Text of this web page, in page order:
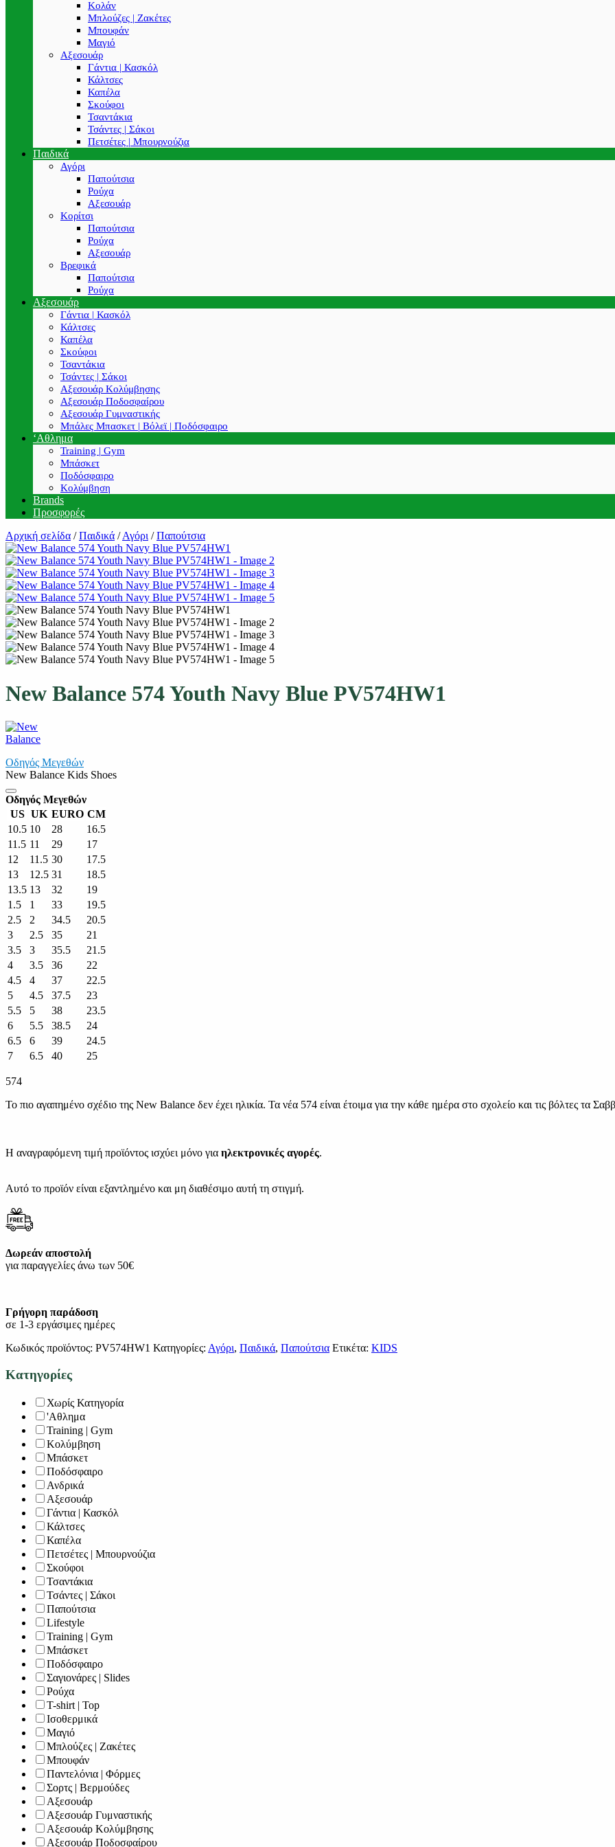
Κολάν
Μπλούζες | Ζακέτες
Μπουφάν
Μαγιό
Αξεσουάρ
Γάντια | Κασκόλ
Κάλτσες
Καπέλα
Σκούφοι
Τσαντάκια
Τσάντες | Σάκοι
Πετσέτες | Μπουρνούζια
Παιδικά
Αγόρι
Παπούτσια
Ρούχα
Αξεσουάρ
Κορίτσι
Παπούτσια
Ρούχα
Αξεσουάρ
Βρεφικά
Παπούτσια
Ρούχα
Αξεσουάρ
Γάντια | Κασκόλ
Κάλτσες
Καπέλα
Σκούφοι
Τσαντάκια
Τσάντες | Σάκοι
Αξεσουάρ Κολύμβησης
Αξεσουάρ Ποδοσφαίρου
Αξεσουάρ Γυμναστικής
Μπάλες Μπασκετ | Βόλεϊ | Ποδόσφαιρο
‘Αθλημα
Training | Gym
Μπάσκετ
Ποδόσφαιρο
Κολύμβηση
Brands
Προσφορές
Αρχική σελίδα / Παιδικά /Αγόρι / Παπούτσια
New Balance 574 Youth Navy Blue PV574HW1
Οδηγός Μεγεθών
New Balance Kids Shoes
Οδηγός Μεγεθών
US UK EURO CM
10.5 10 28
16.5
11.5 11 29
17
12
11.5 30
17.5
13
12.5 31
18.5
13.5 13 32
19
1.5
1 33
19.5
2.5
2 34.5
20.5
3
2.5 35
21
3.5
3 35.5
21.5
4
3.5 36
22
4.5
4 37
22.5
5
4.5 37.5
23
5.5
5 38
23.5
6
5.5 38.5
24
6.5
6 39
24.5
7
6.5 40 25
574
Το πιο αγαπημένο σχέδιο της New Balance δεν έχει ηλικία. Τα νέα 574 είναι έτοιμα για την κάθε ημέρα στο σχολείο και τις βόλτες τα
Η αναγραφόμενη τιμή προϊόντος ισχύει μόνο για ηλεκτρονικές αγορές.
Αυτό το προϊόν είναι εξαντλημένο και μη διαθέσιμο αυτή τη στιγμή.
Δωρεάν αποστολή
για παραγγελίες άνω των 50€
Γρήγορη παράδοση
σε 1-3 εργάσιμες ημέρες
Κωδικός προϊόντος: PV574HW1 Κατηγορίες: Αγόρι, Παιδικά, Παπούτσια Ετικέτα: KIDS
Κατηγορίες
Χωρίς Κατηγορία
'Αθλημα
Training | Gym
Κολύμβηση
Μπάσκετ
Ποδόσφαιρο
Ανδρικά
Αξεσουάρ
Γάντια | Κασκόλ
Κάλτσες
Καπέλα
Πετσέτες | Μπουρνούζια
Σκούφοι
Τσαντάκια
Τσάντες | Σάκοι
Παπούτσια
Lifestyle
Training | Gym
Μπάσκετ
Ποδόσφαιρο
Σαγιονάρες | Slides
Ρούχα
T-shirt | Top
Ισοθερμικά
Μαγιό
Μπλούζες | Ζακέτες
Μπουφάν
Παντελόνια | Φόρμες
Σορτς | Βερμούδες
Αξεσουάρ
Αξεσουάρ Γυμναστικής
Αξεσουάρ Κολύμβησης
Αξεσουάρ Ποδοσφαίρου